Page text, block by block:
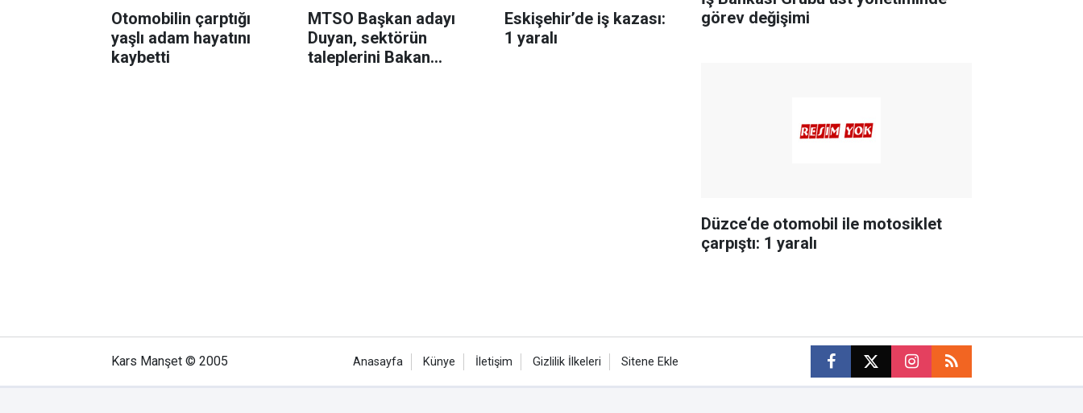
Otomobilin çarptığı
yaşlı adam hayatını
kaybetti
MTSO Başkan adayı
Duyan, sektörün
taleplerini Bakan
Eskişehir’de iş kazası:
1 yaralı
görev değişimi
Düzce‘de otomobil ile motosiklet
çarpıştı: 1 yaralı
Kars Manşet © 2005 Anasayfa Künye İletişim Gizlilik İlkeleri Sitene Ekle